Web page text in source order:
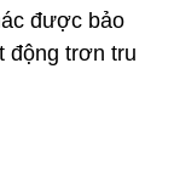
được bảo
động trơn tru